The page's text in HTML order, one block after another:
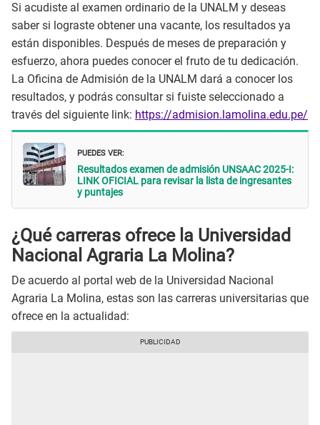
Si acudiste al examen ordinario de la UNALM y deseas
saber si lograste obtener una vacante, los resultados ya
están disponibles. Después de meses de preparación y
esfuerzo, ahora puedes conocer el fruto de tu dedicación.
La Oficina de Admisión de la UNALM dará a conocer los
resultados, y podrás consultar si fuiste seleccionado a
través del siguiente link: https://admision.lamolina.edu.pe/
PUEDES VER:
Resultados examen de admisión UNSAAC 2025-I:
LINK OFICIAL para revisar la lista de ingresantes
y puntajes
¿Qué carreras ofrece la Universidad
Nacional Agraria La Molina?
De acuerdo al portal web de la Universidad Nacional
Agraria La Molina, estas son las carreras universitarias que
ofrece en la actualidad: